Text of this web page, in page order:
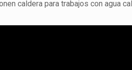
caldera para trabajos con agua